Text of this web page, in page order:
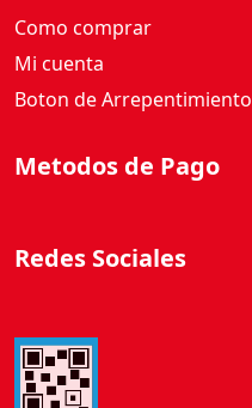
Como comprar
Mi cuenta
Boton de Arrepentimiento
Metodos de Pago
Redes Sociales